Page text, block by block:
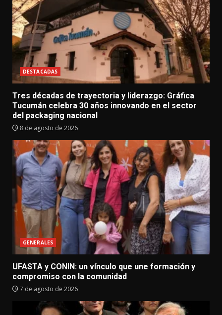
DESTACADAS
Tres décadas de trayectoria y liderazgo: Gráfica
Tucumán celebra 30 años innovando en el sector
del packaging nacional
8 de agosto de 2026
GENERALES
UFASTA y CONIN: un vínculo que une formación y
compromiso con la comunidad
7 de agosto de 2026